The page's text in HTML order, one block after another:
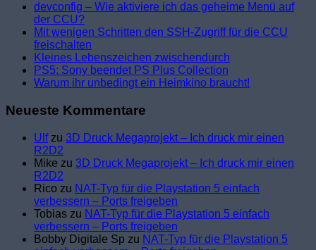
devconfig – Wie aktiviere ich das geheime Menü auf
der CCU?
Mit wenigen Schritten den SSH-Zugriff für die CCU
freischalten
Kleines Lebenszeichen zwischendurch
PS5: Sony beendet PS Plus Collection
Warum ihr unbedingt ein Heimkino braucht!
Neueste Kommentare
Ulfzu 3D Druck Megaprojekt – Ich druck mir einen
R2D2
Mike zu 3D Druck Megaprojekt – Ich druck mir einen
R2D2
Rico zu NAT-Typ für die Playstation 5 einfach
verbessern – Ports freigeben
Tobias zu NAT-Typ für die Playstation 5 einfach
verbessern – Ports freigeben
Bobby Digitale Sp zu NAT-Typ für die Playstation 5